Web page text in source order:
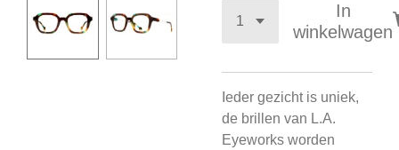
In
winkelwagen
Ieder gezicht is uniek,
de brillen van L.A.
Eyeworks worden